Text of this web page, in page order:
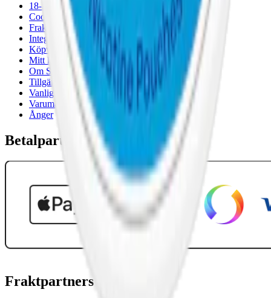
18-årsgräns
Cookiepolicy
Frakt- och leveransvillkor
Integritetspolicy
Köpvillkor
Mitt konto
Om Snuset.se
Tillgänglighetsredogörelse
Vanliga frågor
Varumärken
Ånger
Betalpartner
Fraktpartners